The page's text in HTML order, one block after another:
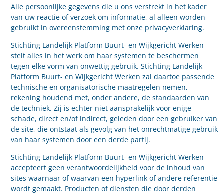
Alle persoonlijke gegevens die u ons verstrekt in het kader
van uw reactie of verzoek om informatie, al alleen worden
gebruikt in overeenstemming met onze privacyverklaring.
Stichting Landelijk Platform Buurt- en Wijkgericht Werken
stelt alles in het werk om haar systemen te beschermen
tegen elke vorm van onwettig gebruik. Stichting Landelijk
Platform Buurt- en Wijkgericht Werken zal daartoe passende
technische en organisatorische maatregelen nemen,
rekening houdend met, onder andere, de standaarden van
de techniek. Zij is echter niet aansprakelijk voor enige
schade, direct en/of indirect, geleden door een gebruiker van
de site, die ontstaat als gevolg van het onrechtmatige gebruik
van haar systemen door een derde partij.
Stichting Landelijk Platform Buurt- en Wijkgericht Werken
accepteert geen verantwoordelijkheid voor de inhoud van
sites waarnaar of waarvan een hyperlink of andere referentie
wordt gemaakt. Producten of diensten die door derden